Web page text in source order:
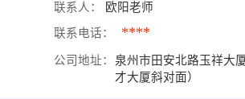
联系人： 欧阳老师
联系电话： ****
公司地址：
泉州市田安北路玉祥大
才大厦斜对面）